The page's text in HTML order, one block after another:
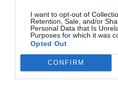
I want to opt-out of
Retention, Sale, and/or
Personal Data that Is
Purposes for which it was
Opted Out
CONFIRM